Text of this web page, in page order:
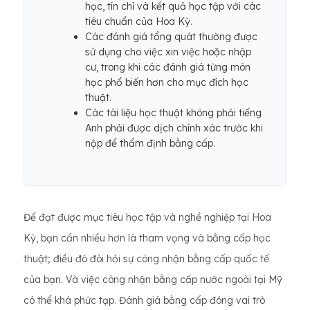
học, tín chỉ và kết quả học tập với các
tiêu chuẩn của Hoa Kỳ.
Các đánh giá tổng quát thường được
sử dụng cho việc xin việc hoặc nhập
cư, trong khi các đánh giá từng môn
học phổ biến hơn cho mục đích học
thuật.
Các tài liệu học thuật không phải tiếng
Anh phải được dịch chính xác trước khi
nộp để thẩm định bằng cấp.
Để đạt được mục tiêu học tập và nghề nghiệp tại Hoa
Kỳ, bạn cần nhiều hơn là tham vọng và bằng cấp học
thuật; điều đó đòi hỏi sự công nhận bằng cấp quốc tế
của bạn. Và việc công nhận bằng cấp nước ngoài tại Mỹ
có thể khá phức tạp. Đánh giá bằng cấp đóng vai trò